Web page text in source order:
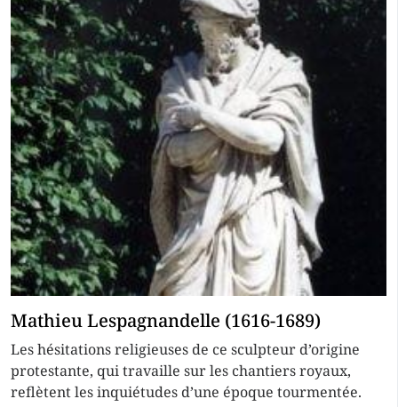
Mathieu Lespagnandelle (1616-1689)
Les hésitations religieuses de ce sculpteur d’origine
protestante, qui travaille sur les chantiers royaux,
reflètent les inquiétudes d’une époque tourmentée.